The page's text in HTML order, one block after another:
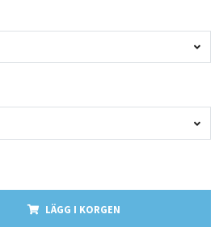
LÄGG I KORGEN